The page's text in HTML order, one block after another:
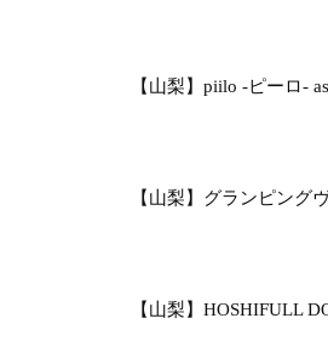
【山梨】piilo -ピーロ-
【山梨】グランピング
【山梨】HOSHIFULL